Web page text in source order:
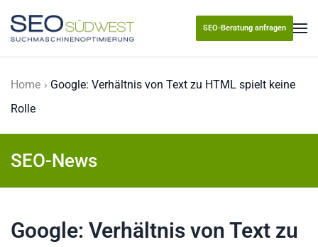
Skip to main content
SEO-Beratung anfragen
Home
Google: Verhältnis von Text zu HTML spielt keine
Rolle
SEO-News
Google: Verhältnis von Text zu